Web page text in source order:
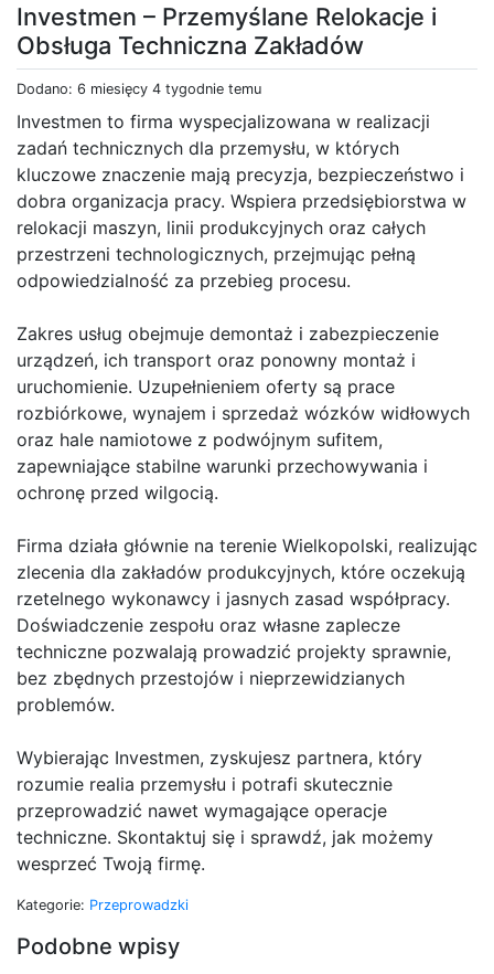
Investmen – Przemyślane Relokacje i
Obsługa Techniczna Zakładów
Dodano: 6 miesięcy 4 tygodnie temu
Investmen to firma wyspecjalizowana w realizacji
zadań technicznych dla przemysłu, w których
kluczowe znaczenie mają precyzja, bezpieczeństwo i
dobra organizacja pracy. Wspiera przedsiębiorstwa w
relokacji maszyn, linii produkcyjnych oraz całych
przestrzeni technologicznych, przejmując pełną
odpowiedzialność za przebieg procesu.
Zakres usług obejmuje demontaż i zabezpieczenie
urządzeń, ich transport oraz ponowny montaż i
uruchomienie. Uzupełnieniem oferty są prace
rozbiórkowe, wynajem i sprzedaż wózków widłowych
oraz hale namiotowe z podwójnym sufitem,
zapewniające stabilne warunki przechowywania i
ochronę przed wilgocią.
Firma działa głównie na terenie Wielkopolski, realizując
zlecenia dla zakładów produkcyjnych, które oczekują
rzetelnego wykonawcy i jasnych zasad współpracy.
Doświadczenie zespołu oraz własne zaplecze
techniczne pozwalają prowadzić projekty sprawnie,
bez zbędnych przestojów i nieprzewidzianych
problemów.
Wybierając Investmen, zyskujesz partnera, który
rozumie realia przemysłu i potrafi skutecznie
przeprowadzić nawet wymagające operacje
techniczne. Skontaktuj się i sprawdź, jak możemy
wesprzeć Twoją firmę.
Kategorie: Przeprowadzki
Podobne wpisy